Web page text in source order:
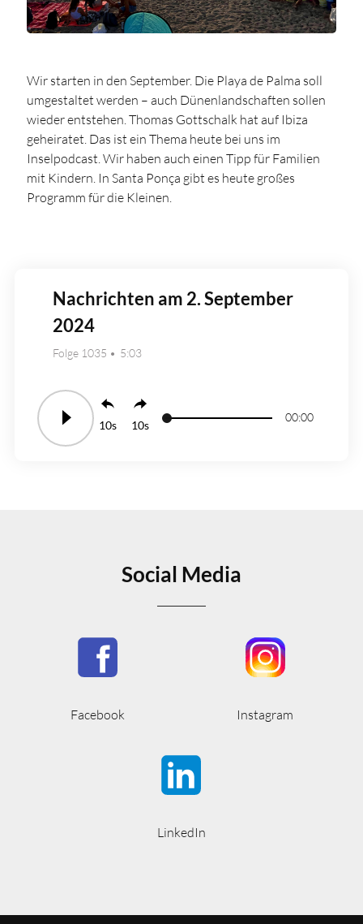
Wir starten in den September. Die Playa de Palma soll
umgestaltet werden – auch Dünenlandschaften sollen
wieder entstehen. Thomas Gottschalk hat auf Ibiza
geheiratet. Das ist ein Thema heute bei uns im
Inselpodcast. Wir haben auch einen Tipp für Familien
mit Kindern. In Santa Ponça gibt es heute großes
Programm für die Kleinen.
Nachrichten am 2. September
2024
Folge 1035 5:03
10 10
00:00
Social Media
Facebook Instagram
LinkedIn